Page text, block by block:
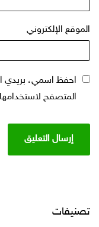
الموقع الإلكتروني
احفظ اسمي، بريدي
المتصفح
تصنيفات